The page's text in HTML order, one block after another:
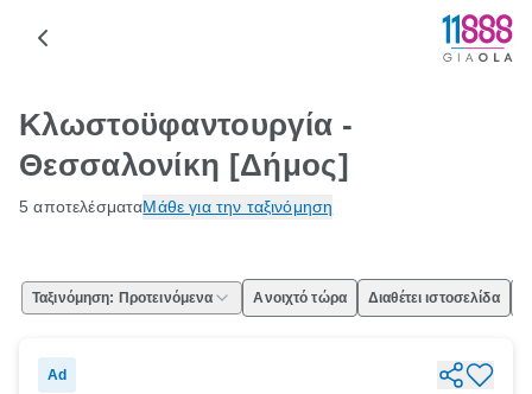
Κλωστοϋφαντουργία -
Θεσσαλονίκη [Δήμος]
5 αποτελέσματαΜάθε για την ταξινόμηση
Ταξινόμηση: Προτεινόμενα Ανοιχτό τώρα Διαθέτει ιστοσελίδα
Ad